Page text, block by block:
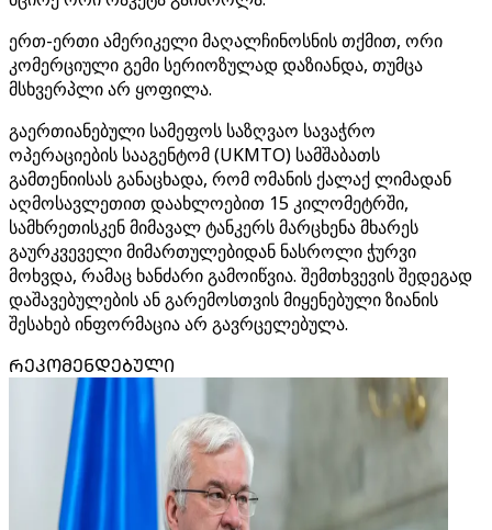
ერთ-ერთი ამერიკელი მაღალჩინოსნის თქმით, ორი
კომერციული გემი სერიოზულად დაზიანდა, თუმცა
მსხვერპლი არ ყოფილა.
გაერთიანებული სამეფოს საზღვაო სავაჭრო
ოპერაციების სააგენტომ (UKMTO) სამშაბათს
გამთენიისას განაცხადა, რომ ომანის ქალაქ ლიმადან
აღმოსავლეთით დაახლოებით 15 კილომეტრში,
სამხრეთისკენ მიმავალ ტანკერს მარცხენა მხარეს
გაურკვეველი მიმართულებიდან ნასროლი ჭურვი
მოხვდა, რამაც ხანძარი გამოიწვია. შემთხვევის შედეგად
დაშავებულების ან გარემოსთვის მიყენებული ზიანის
შესახებ ინფორმაცია არ გავრცელებულა.
ᲠᲔᲙᲝᲛᲔᲜᲓᲔᲑᲣᲚᲘ